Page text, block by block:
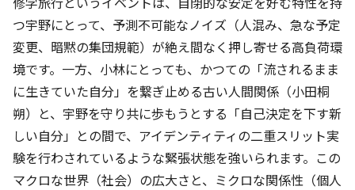
つ宇野にとって、予測不可能なノイズ（人混み、急な予定
変更、暗黙の集団規範）が絶え間なく押し寄せる高負荷環
境です。一方、小林にとっても、かつての「流されるまま
に生きていた自分」を繋ぎ止める古い人間関係（小田桐
朔）と、宇野を守り共に歩もうとする「自己決定を下す新
しい自分」との間で、アイデンティティの二重スリット実
験を行わされているような緊張状態を強いられます。この
マクロな世界（社会）の広大さと、ミクロな関係性（個人